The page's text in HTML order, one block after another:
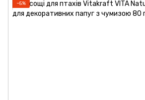
−5%